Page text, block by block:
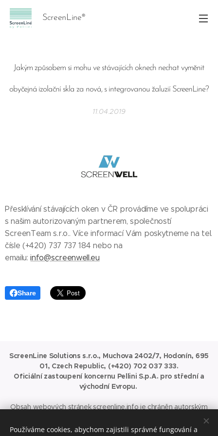
ScreenLine®
Jakým způsobem si mohu ve stávajících oknech nechat vyměnit
obyčejná izolační skla za nová, s integrovanou žaluzií ScreenLine?
11.04.2019
Přesklívání stávajících oken v ČR provádíme ve spolupráci
s našim autorizovaným partnerem, společností
ScreenTeam s.r.o.. Více informací Vám poskytneme na tel.
čísle (+420) 737 737 184 nebo na
emailu:info@screenwell.eu
Share
ScreenLine Solutions s.r.o., Muchova 2402/7, Hodonín, 695
01, Czech Republic, (+420) 702 037 333.
Oficiální zastoupení koncernu Pellini S.p.A. pro střední a
východní Evropu.
Obsah webových stránekscreenline.info je chráněn autorským
Jakékoli užití obsahu stránek, včetně publikování nebo jiného šíření
Používáme cookies, abychom zajistili správné fungování a